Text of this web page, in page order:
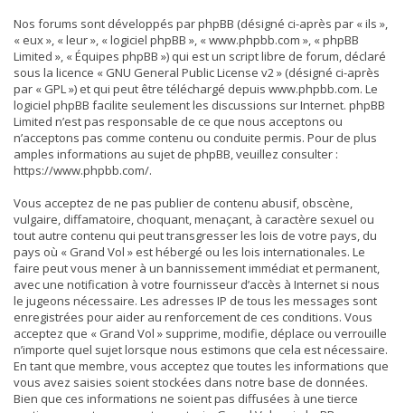
Nos forums sont développés par phpBB (désigné ci-après par « ils »,
« eux », « leur », « logiciel phpBB », « www.phpbb.com », « phpBB
Limited », « Équipes phpBB ») qui est un script libre de forum, déclaré
sous la licence « GNU General Public License v2» (désigné ci-après
par « GPL ») et qui peut être téléchargé depuis www.phpbb.com. Le
logiciel phpBB facilite seulement les discussions sur Internet. phpBB
Limited n’est pas responsable de ce que nous acceptons ou
n’acceptons pas comme contenu ou conduite permis. Pour de plus
amples informations au sujet de phpBB, veuillez consulter :
https://www.phpbb.com/.
Vous acceptez de ne pas publier de contenu abusif, obscène,
vulgaire, diffamatoire, choquant, menaçant, à caractère sexuel ou
tout autre contenu qui peut transgresser les lois de votre pays, du
pays où « Grand Vol » est hébergé ou les lois internationales. Le
faire peut vous mener à un bannissement immédiat et permanent,
avec une notification à votre fournisseur d’accès à Internet si nous
le jugeons nécessaire. Les adresses IP de tous les messages sont
enregistrées pour aider au renforcement de ces conditions. Vous
acceptez que « Grand Vol » supprime, modifie, déplace ou verrouille
n’importe quel sujet lorsque nous estimons que cela est nécessaire.
En tant que membre, vous acceptez que toutes les informations que
vous avez saisies soient stockées dans notre base de données.
Bien que ces informations ne soient pas diffusées à une tierce